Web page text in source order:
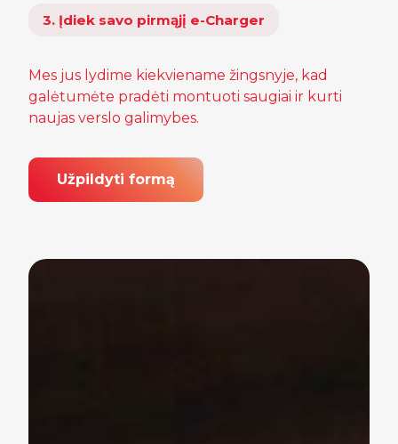
3. Įdiek savo pirmąjį e-Charger
Mes jus lydime kiekviename žingsnyje, kad
galėtumėte pradėti montuoti saugiai ir kurti
naujas verslo galimybes.
Užpildyti formą